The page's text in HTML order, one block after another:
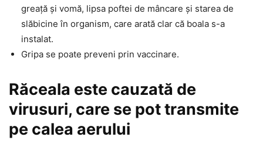
greață și vomă, lipsa poftei de mâncare și starea de
slăbicine în organism, care arată clar că boala s-a
instalat.
Gripa se poate preveni prin vaccinare.
Răceala este cauzată de
virusuri, care se pot transmite
pe calea aerului